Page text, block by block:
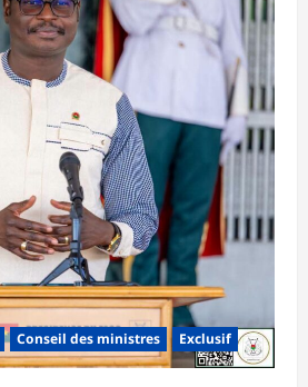
Conseil des ministres Exclusif